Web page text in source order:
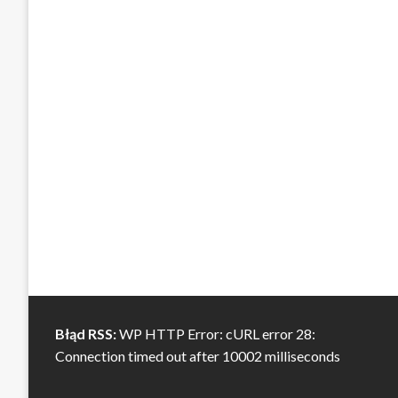
Błąd RSS:WP HTTP Error: cURL error 28:
Connection timed out after 10002 milliseconds